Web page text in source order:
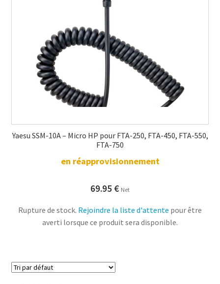
Yaesu SSM-10A – Micro HP pour FTA-250, FTA-450, FTA-550,
FTA-750
en réapprovisionnement
69.95 € Net
Rupture de stock. Rejoindre la liste d'attente pour être
averti lorsque ce produit sera disponible.